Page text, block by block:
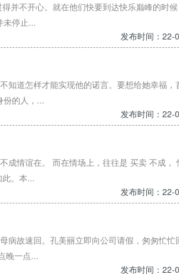
并不开心。就在他们快要到达快乐巅峰的时
未停止...
发布时间：22-
知道怎样才能实现他的诺言。要想给她幸福，
份的人，...
发布时间：22-
成情谊在。 而在情场上，往往是 买卖 不成，
。本...
发布时间：22-
病故速回。孔美丽立即向公司请假，匆匆忙忙
晚一点...
发布时间：22-